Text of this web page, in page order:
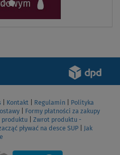
Kontakt Regulamin
Polityka
Formy płatności za zakupy
produktu
Zwrot produktu -
pływać na desce SUP
Jak